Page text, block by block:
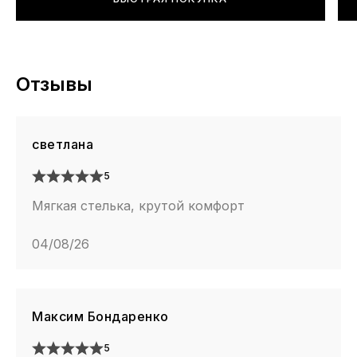
Отзывы
светлана
5
Мягкая стелька, крутой комфорт
04/08/26
Максим Бондаренко
5